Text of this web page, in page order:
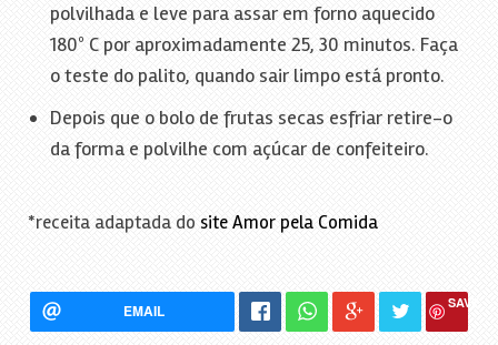
polvilhada e leve para assar em forno aquecido
180º C por aproximadamente 25, 30 minutos. Faça
o teste do palito, quando sair limpo está pronto.
Depois que o bolo de frutas secas esfriar retire-o
da forma e polvilhe com açúcar de confeiteiro.
*receita adaptada do site Amor pela Comida
EMAIL SAVE